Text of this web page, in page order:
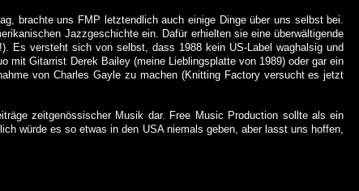
brachte uns FMP letztendlich auch einige Dinge über uns selbst bei.
Jazzgeschichte ein. Dafür erhielten sie eine überwältigende
Es versteht sich von selbst, dass 1988 kein US-Label waghalsig und
mit Gitarrist Derek Bailey (meine Lieblingsplatte von 1989) oder gar ein
von CharlesGayle zu machen (Knitting Factoryversucht es jetzt
zeitgenössischer Musik dar. Free Music Production sollte als ein
würde es so etwas in den USA niemals geben, aber lasst uns hoffen,